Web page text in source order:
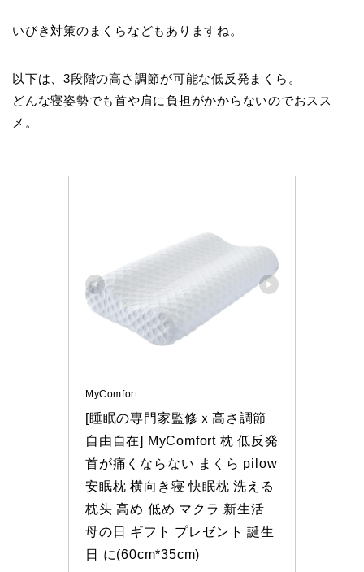
いびき対策のまくらなどもありますね。
以下は、3段階の高さ調節が可能な低反発まくら。
どんな寝姿勢でも首や肩に負担がかからないのでおスス
メ。
MyComfort
[睡眠の専門家監修ｘ高さ調節
自由自在] MyComfort 枕 低反発
首が痛くならない まくら pilow
安眠枕 横向き寝 快眠枕 洗える
枕头 高め 低め マクラ 新生活
母の日 ギフト プレゼント 誕生
日 に(60cm*35cm)